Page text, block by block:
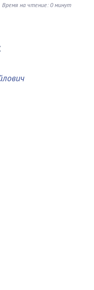
Время на чтение: 0 минут